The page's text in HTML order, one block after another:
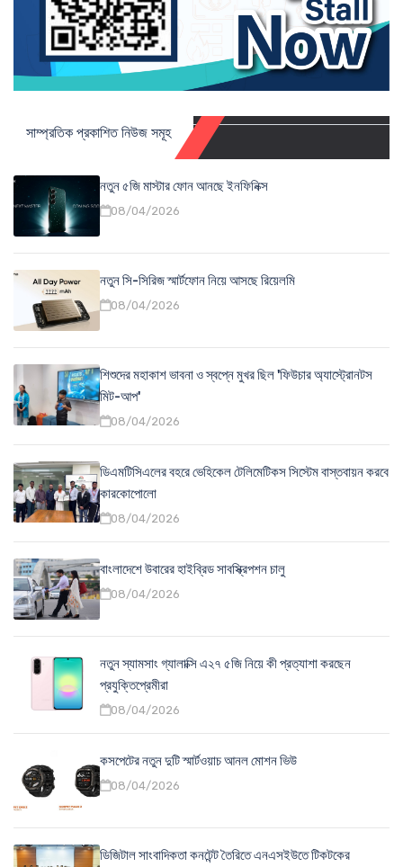
সাম্প্রতিক প্রকাশিত নিউজ সমূহ
নতুন ৫জি মাস্টার ফোন আনছে ইনফিনিক্স
08/04/2026
নতুন সি-সিরিজ স্মার্টফোন নিয়ে আসছে রিয়েলমি
08/04/2026
শিশুদের মহাকাশ ভাবনা ও স্বপ্নে মুখর ছিল 'ফিউচার অ্যাস্ট্রোনটস
মিট-আপ'
08/04/2026
ডিএমটিসিএলের বহরে ভেহিকেল টেলিমেটিকস সিস্টেম বাস্তবায়ন করবে
কারকোপোলো
08/04/2026
বাংলাদেশে উবারের হাইব্রিড সাবস্ক্রিপশন চালু
08/04/2026
নতুন স্যামসাং গ্যালাক্সি এ২৭ ৫জি নিয়ে কী প্রত্যাশা করছেন
প্রযুক্তিপ্রেমীরা
08/04/2026
কসপেটের নতুন দুটি স্মার্টওয়াচ আনল মোশন ভিউ
08/04/2026
ডিজিটাল সাংবাদিকতা কনটেন্ট তৈরিতে এনএসইউতে টিকটকের